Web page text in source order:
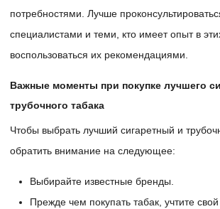
потребностями. Лучше
специалистами и теми, кто имеет опыт в
воспользоваться их рекомендациями.
Важные моменты при покупке лучшего
трубочного табака
Чтобы выбрать лучший сигаретный и
обратить внимание на следующее:
Выбирайте известные бренды.
Прежде чем покупать табак, учтите свой